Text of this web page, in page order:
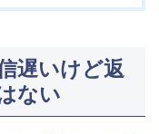
遅いけど返
ない